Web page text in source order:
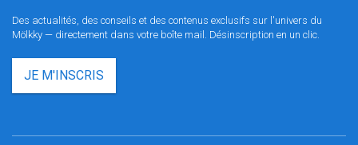
Des actualités, des conseils et des contenus exclusifs sur l'univers du
Mölkky — directement dans votre boîte mail. Désinscription en un clic.
JE M'INSCRIS